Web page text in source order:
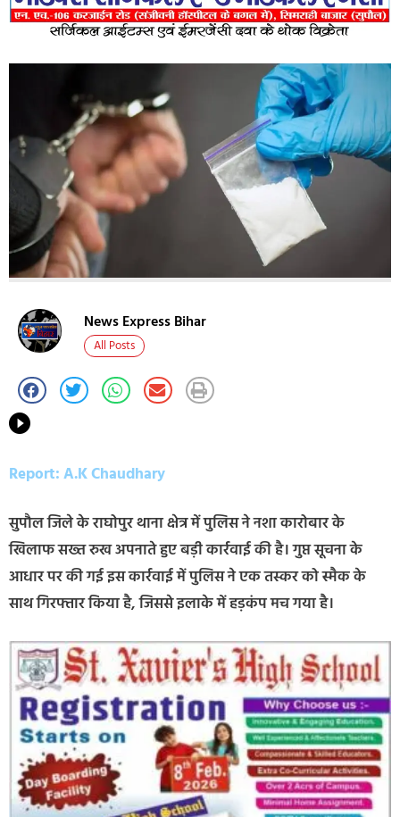
News Express Bihar
All Posts
Report: A.K Chaudhary
सुपौल जिले के राघोपुर थाना क्षेत्र में पुलिस ने नशा कारोबार के
खिलाफ सख्त रुख अपनाते हुए बड़ी कार्रवाई की है। गुप्त सूचना के
आधार पर की गई इस कार्रवाई में पुलिस ने एक तस्कर को स्मैक के
साथ गिरफ्तार किया है, जिससे इलाके में हड़कंप मच गया है।